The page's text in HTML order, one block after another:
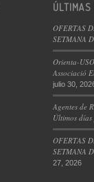
ÚLTIMAS
OFERTAS
SETMANA
Orienta-
Associació
julio 30,
Agentes de
Últimos
OFERTAS
SETMANA
27, 2026